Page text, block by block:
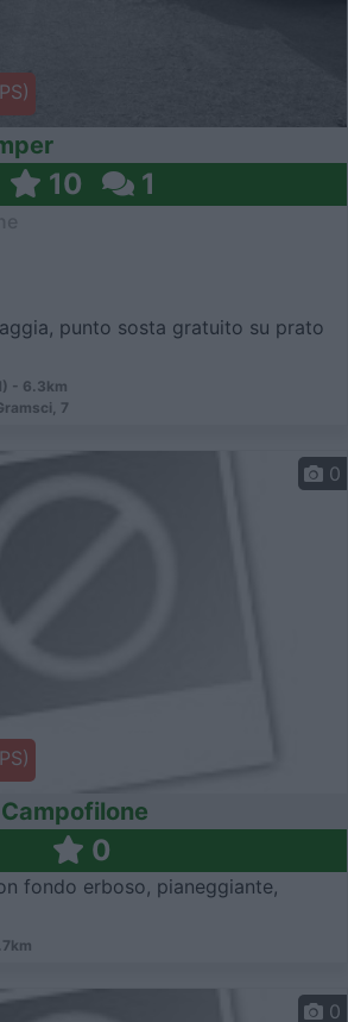
10 1
punto sosta gratuito su prato
- 6.3km
7
0
0
fondo erboso, pianeggiante,
0